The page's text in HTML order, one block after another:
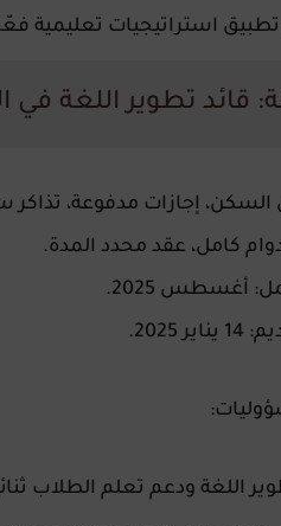
استراتيجيات تعليمية
إجازات مدفوعة، تذاكر
كامل، عقد محدد المدة.
أغسطس 2025.
اللغة ودعم تعلم الطلاب